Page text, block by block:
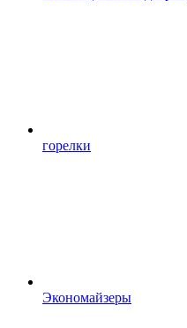
горелки
Экономайзеры